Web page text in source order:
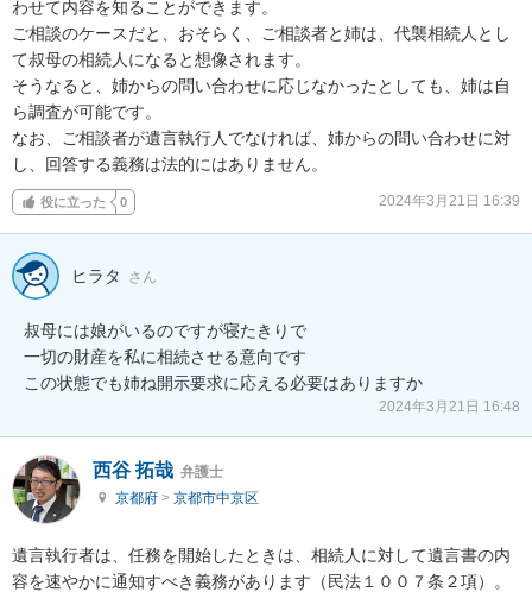
わせて内容を知ることができます。
ご相談のケースだと、おそらく、ご相談者と姉は、代襲相続人とし
て叔母の相続人になると想像されます。
そうなると、姉からの問い合わせに応じなかったとしても、姉は自
ら調査が可能です。
なお、ご相談者が遺言執行人でなければ、姉からの問い合わせに対
し、回答する義務は法的にはありません。
役に立った 0 2024年3月21日 16:39
ヒラタ さん
叔母には娘がいるのですが寝たきりで
一切の財産を私に相続させる意向です
この状態でも姉ね開示要求に応える必要はありますか
2024年3月21日 16:48
西谷 拓哉 弁護士
京都府 > 京都市中京区
遺言執行者は、任務を開始したときは、相続人に対して遺言書の内
容を速やかに通知すべき義務があります（民法１００７条２項）。